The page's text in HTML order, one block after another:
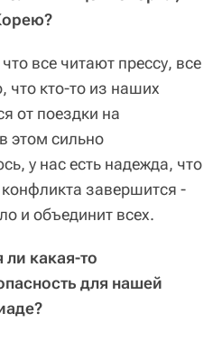
все читают прессу, все
что кто-то из наших
от поездки на
этом сильно
у нас есть надежда, что
завершится -
и объединит всех.
какая-то
для нашей